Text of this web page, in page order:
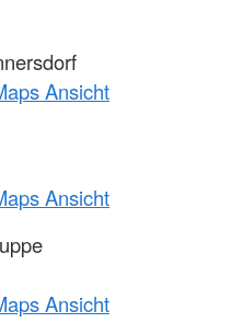
Ansicht
Ansicht
Ansicht